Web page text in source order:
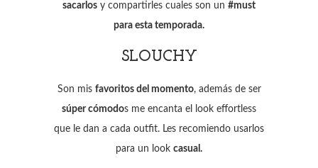
sacarlos y compartirles cuales son un #must
para esta temporada.
SLOUCHY
Son mis favoritos del momento, además de ser
súper cómodos me encanta el look effortless
que le dan a cada outfit. Les recomiendo usarlos
para un look casual.